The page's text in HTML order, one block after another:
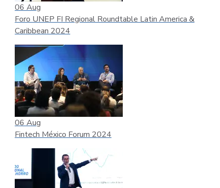
06 Aug
Foro UNEP FI Regional Roundtable Latin America &
Caribbean 2024
06 Aug
Fintech México Forum 2024